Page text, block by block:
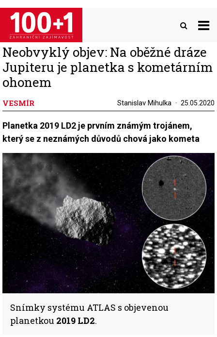
Přejít
hlavnímu
obsahu
Neobvyklý objev: Na oběžné dráze
Jupiteru je planetka s kometárním
ohonem
VESMÍR Stanislav Mihulka 25.05.2020
Planetka 2019 LD2 je prvním známým trojánem,
který se z neznámých důvodů chová jako kometa
Snímky systému ATLAS s objevenou
planetkou 2019 LD2.